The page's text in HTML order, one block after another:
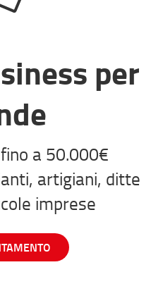
per
a 50.000€
artigiani, ditte
imprese